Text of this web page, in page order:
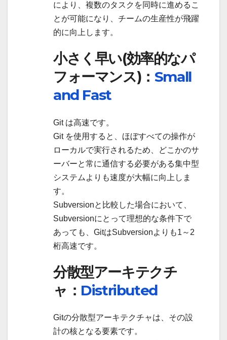
により、複数のタスクを同時に進めるこ
とが可能になり、チームの生産性が飛躍
的に向上します。
小さく早い(効率的なパ
フォーマンス)： Small
and Fast
Git は高速です。
Git を使用すると、ほぼすべての操作が
ローカルで実行されるため、どこかのサ
ーバーと常に通信する必要がある集中型
システムよりも速度が大幅に向上しま
す。
Subversionと比較した場合において、
Subversionにとって理想的な条件下で
あっても、GitはSubversionよりも1～2
桁高速です。
分散型アーキテクチ
ャ： Distributed
Gitの分散型アーキテクチャは、その設
計の核となる要素です。